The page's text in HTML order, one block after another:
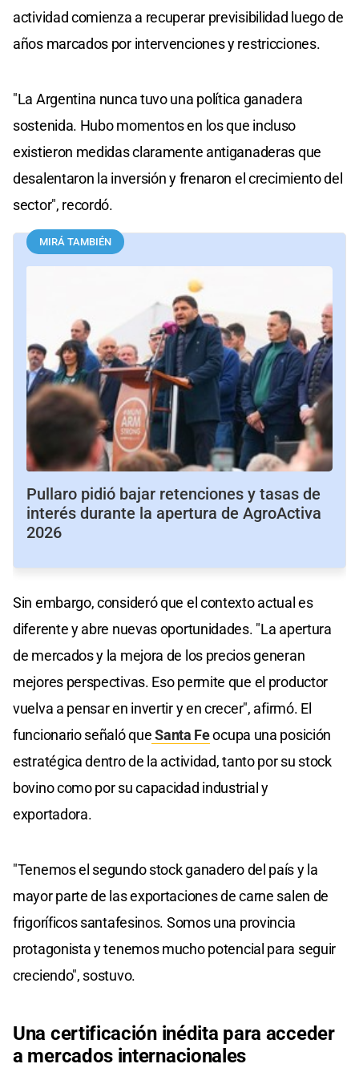
actividad comienza a recuperar previsibilidad luego de
años marcados por intervenciones y restricciones.
"La Argentina nunca tuvo una política ganadera
sostenida. Hubo momentos en los que incluso
existieron medidas claramente antiganaderas que
desalentaron la inversión y frenaron el crecimiento del
sector", recordó.
MIRÁ TAMBIÉN
Pullaro pidió bajar retenciones y tasas de
interés durante la apertura de AgroActiva
2026
Sin embargo, consideró que el contexto actual es
diferente y abre nuevas oportunidades. "La apertura
de mercados y la mejora de los precios generan
mejores perspectivas. Eso permite que el productor
vuelva a pensar en invertir y en crecer", afirmó. El
funcionario señaló queSanta Feocupa una posición
estratégica dentro de la actividad, tanto por su stock
bovino como por su capacidad industrial y
exportadora.
"Tenemos el segundo stock ganadero del país y la
mayor parte de las exportaciones de carne salen de
frigoríficos santafesinos. Somos una provincia
protagonista y tenemos mucho potencial para seguir
creciendo", sostuvo.
Una certificación inédita para acceder
a mercados internacionales